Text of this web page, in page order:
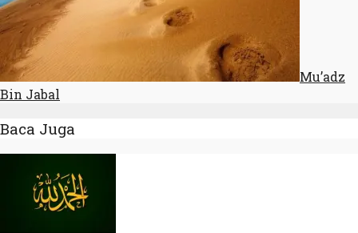
Mu’adz
Bin Jabal
Baca Juga